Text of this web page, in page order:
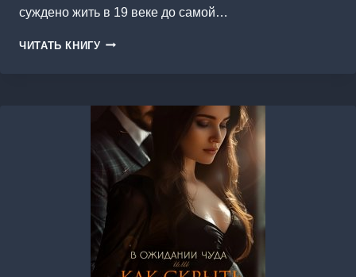
суждено жить в 19 веке до самой…
ЧИТАТЬ КНИГУ (НЕ)